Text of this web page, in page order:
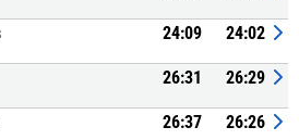
24:09 24:02
26:31 26:29
26:37 26:26